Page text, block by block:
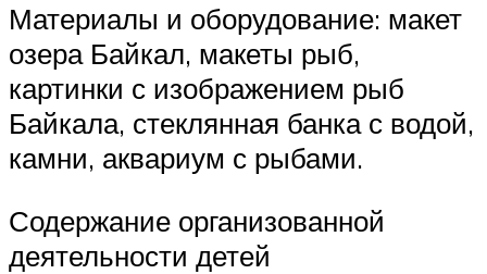
Материалы и оборудование: макет
озера Байкал, макеты рыб,
картинки с изображением рыб
Байкала, стеклянная банка с водой,
камни, аквариум с рыбами.
Содержание организованной
деятельности детей